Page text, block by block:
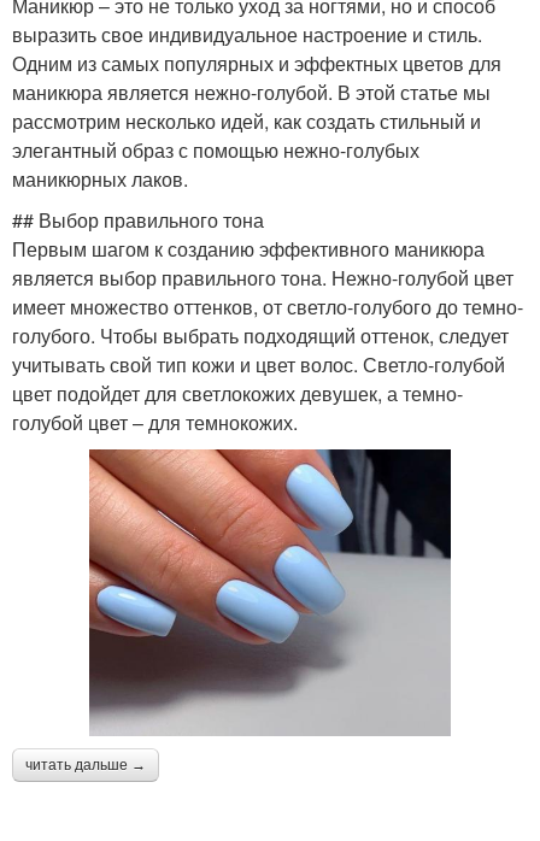
выразить свое индивидуальное настроение и стиль.
Одним из самых популярных и эффектных цветов для
маникюра является нежно-голубой. В этой статье мы
рассмотрим несколько идей, как создать стильный и
элегантный образ с помощью нежно-голубых
маникюрных лаков.
## Выбор правильного тона
Первым шагом к созданию эффективного маникюра
является выбор правильного тона. Нежно-голубой цвет
имеет множество оттенков, от светло-голубого до темно-
голубого. Чтобы выбрать подходящий оттенок, следует
учитывать свой тип кожи и цвет волос. Светло-голубой
цвет подойдет для светлокожих девушек, а темно-
голубой цвет – для темнокожих.
читать дальше →